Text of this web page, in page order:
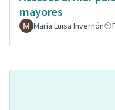
mayores
María Luisa Invernón